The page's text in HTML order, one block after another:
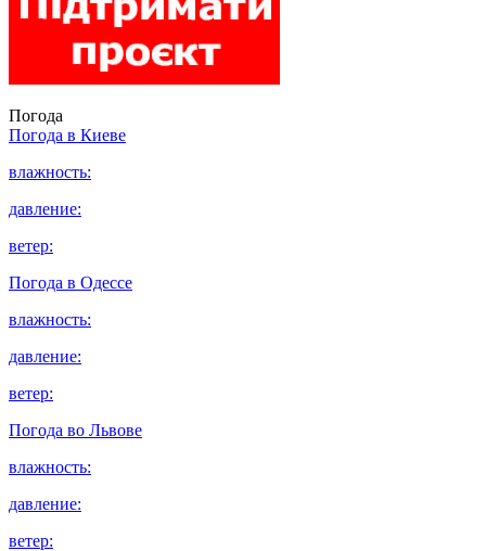
Погода
Погода в Киеве
влажность:
давление:
ветер:
Погода в Одессе
влажность:
давление:
ветер:
Погода во Львове
влажность:
давление:
ветер: